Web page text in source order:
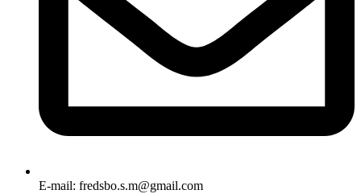
E-mail: fredsbo.s.m@gmail.com